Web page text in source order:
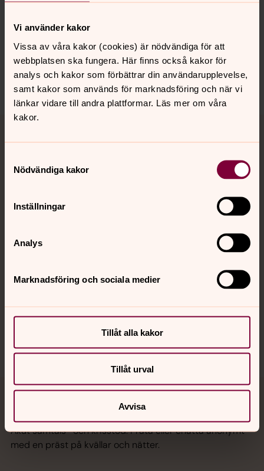
Vi använder kakor
Vissa av våra kakor (cookies) är nödvändiga för att
webbplatsen ska fungera. Här finns också kakor för
analys och kakor som förbättrar din användarupplevelse,
samt kakor som används för marknadsföring och när vi
länkar vidare till andra plattformar. Läs mer om våra
kakor.
Nödvändiga kakor
Inställningar
Analys
Marknadsföring och sociala medier
Tillåt alla kakor
Tillåt urval
Avvisa
Synpunkter eller frågor på sidans
innehåll?
varabygdens.forsamling@svenskakyrkan.se
Dela
Tillbaka till toppen
Tillbaka till innehållet
Sociala kanaler
Jourhavande präst
Akut samtals- och krisstöd. Prata eller chatta anonymt
med en präst på kvällar och nätter.